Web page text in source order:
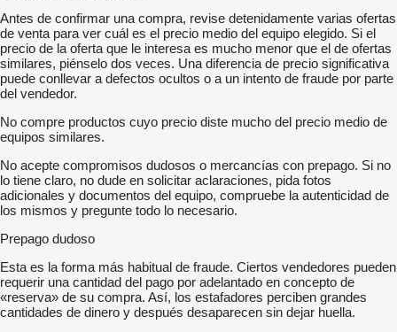
Antes de confirmar una compra, revise detenidamente varias ofertas
de venta para ver cuál es el precio medio del equipo elegido. Si el
precio de la oferta que le interesa es mucho menor que el de ofertas
similares, piénselo dos veces. Una diferencia de precio significativa
puede conllevar a defectos ocultos o a un intento de fraude por parte
del vendedor.
No compre productos cuyo precio diste mucho del precio medio de
equipos similares.
No acepte compromisos dudosos o mercancías con prepago. Si no
lo tiene claro, no dude en solicitar aclaraciones, pida fotos
adicionales y documentos del equipo, compruebe la autenticidad de
los mismos y pregunte todo lo necesario.
Prepago dudoso
Esta es la forma más habitual de fraude. Ciertos vendedores pueden
requerir una cantidad del pago por adelantado en concepto de
«reserva» de su compra. Así, los estafadores perciben grandes
cantidades de dinero y después desaparecen sin dejar huella.